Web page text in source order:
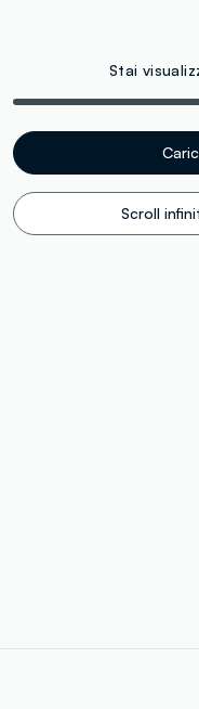
Stai
Scroll